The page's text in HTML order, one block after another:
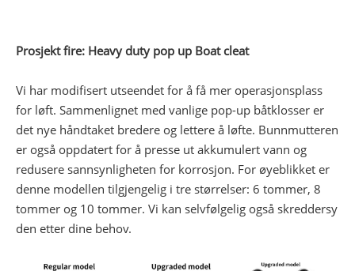
Prosjekt fire: Heavy duty pop up Boat cleat
Vi har modifisert utseendet for å få mer operasjonsplass
for løft. Sammenlignet med vanlige pop-up båtklosser er
det nye håndtaket bredere og lettere å løfte. Bunnmutteren
er også oppdatert for å presse ut akkumulert vann og
redusere sannsynligheten for korrosjon. For øyeblikket er
denne modellen tilgjengelig i tre størrelser: 6 tommer, 8
tommer og 10 tommer. Vi kan selvfølgelig også skreddersy
den etter dine behov.